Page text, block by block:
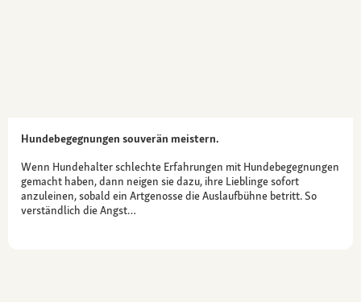
Hundebegegnungen souverän meistern.
Wenn Hundehalter schlechte Erfahrungen mit Hundebegegnungen
gemacht haben, dann neigen sie dazu, ihre Lieblinge sofort
anzuleinen, sobald ein Artgenosse die Auslaufbühne betritt. So
verständlich die Angst…